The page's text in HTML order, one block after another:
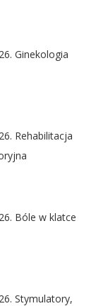
Ginekologia
Rehabilitacja
Bóle w klatce
Stymulatory,